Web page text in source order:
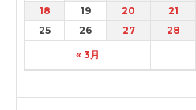
« 3月
18
19 20 21
25
26 27 28